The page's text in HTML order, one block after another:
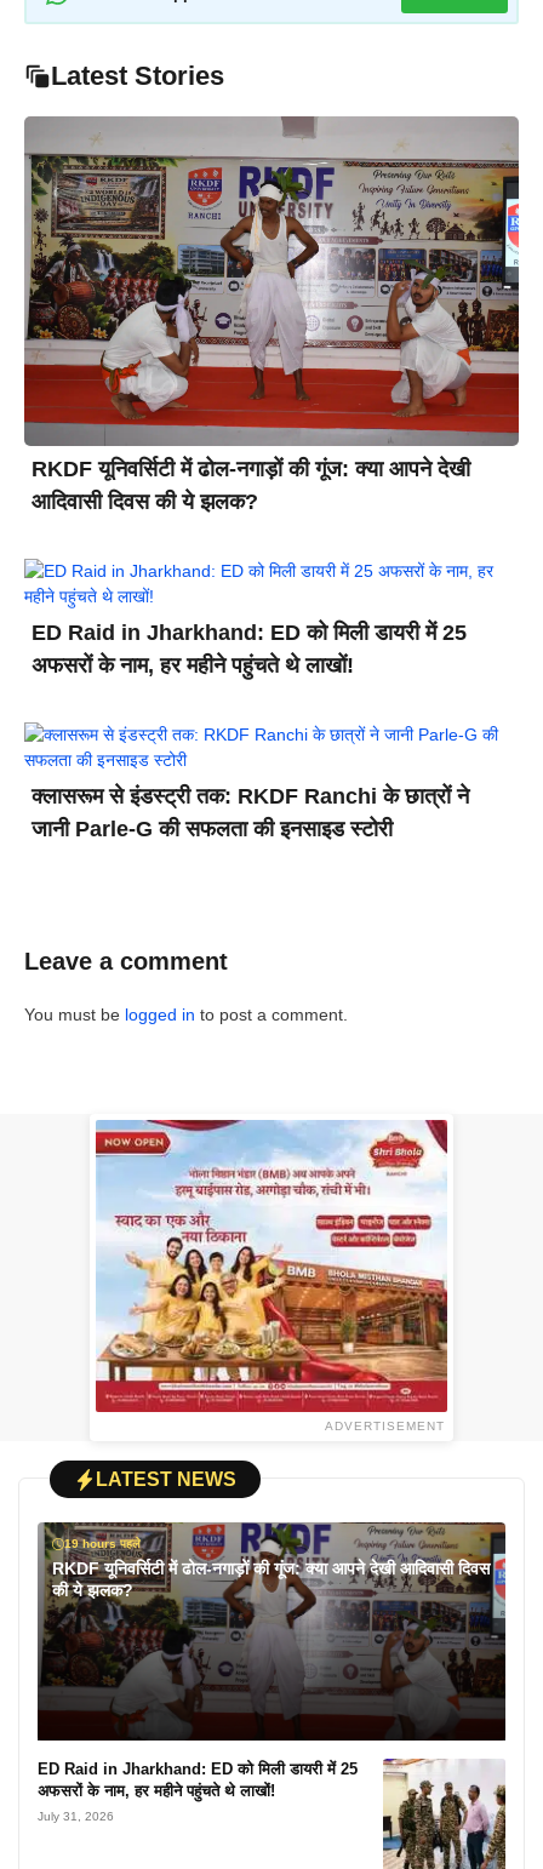
Latest Stories
RKDF यूनिवर्सिटी में ढोल-नगाड़ों की गूंज: क्या आपने देखी
आदिवासी दिवस की ये झलक?
ED Raid in Jharkhand: ED को मिली डायरी में 25
अफसरों के नाम, हर महीने पहुंचते थे लाखों!
क्लासरूम से इंडस्ट्री तक: RKDF Ranchi के छात्रों ने
जानी Parle-G की सफलता की इनसाइड स्टोरी
Leave a comment
You must be logged in to post a comment.
ADVERTISEMENT
LATEST NEWS
19 hours पहले
RKDF यूनिवर्सिटी में ढोल-नगाड़ों की गूंज: क्या आपने देखी आदिवासी दिवस
की ये झलक?
ED Raid in Jharkhand: ED को मिली डायरी में 25
अफसरों के नाम, हर महीने पहुंचते थे लाखों!
July 31, 2026